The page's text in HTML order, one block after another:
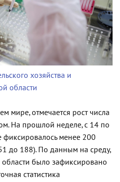
хозяйства и
области
мире, отмечается рост числа
На прошлой неделе, с 14 по
фиксировалось менее 200
до 188). По данным на среду,
было зафиксировано
статистика